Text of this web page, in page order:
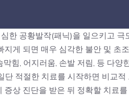
한 공황발작(패닉)을 일으키고 극
게 되면 매우 심각한 불안 및 초
힘, 어지러움, 손발 저림, 등 다양
적절한 치료를 시작하면 비교
상 진단을 받은 뒤 정확할 치료